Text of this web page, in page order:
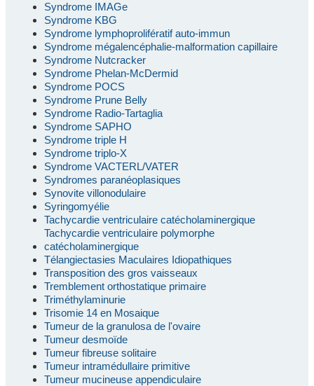
Syndrome IMAGe
Syndrome KBG
Syndrome lymphoprolifératif auto-immun
Syndrome mégalencéphalie-malformation capillaire
Syndrome Nutcracker
Syndrome Phelan-McDermid
Syndrome POCS
Syndrome Prune Belly
Syndrome Radio-Tartaglia
Syndrome SAPHO
Syndrome triple H
Syndrome triplo-X
Syndrome VACTERL/VATER
Syndromes paranéoplasiques
Synovite villonodulaire
Syringomyélie
Tachycardie ventriculaire catécholaminergique
Tachycardie ventriculaire polymorphe
catécholaminergique
Télangiectasies Maculaires Idiopathiques
Transposition des gros vaisseaux
Tremblement orthostatique primaire
Triméthylaminurie
Trisomie 14 en Mosaique
Tumeur de la granulosa de l'ovaire
Tumeur desmoïde
Tumeur fibreuse solitaire
Tumeur intramédullaire primitive
Tumeur mucineuse appendiculaire